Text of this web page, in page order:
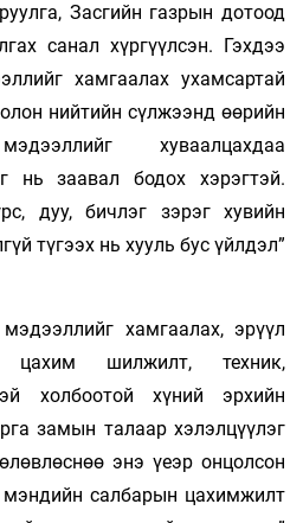
Засгийн газрын дотоод
санал хүргүүлсэн. Гэхдээ
хамгаалах ухамсартай
нийтийн сүлжээнд өөрийн
хуваалцахдаа
нь заавал бодох хэрэгтэй.
дуу, бичлэг зэрэг хувийн
түгээх нь хууль бус үйлдэл”
хамгаалах, эрүүл
цахим шилжилт, техник,
холбоотой хүний эрхийн
замын талаар хэлэлцүүлэг
энэ үеэр онцолсон
салбарын цахимжилт